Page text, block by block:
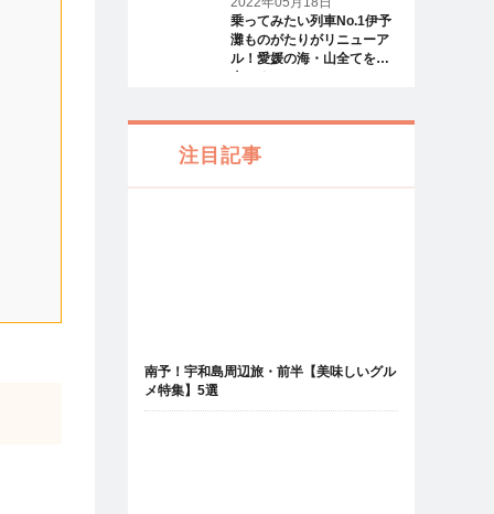
乗ってみたい列車No.1伊予
灘ものがたりがリニューア
ル！愛媛の海・山全てを一
注目記事
南予！宇和島周辺旅・前半【美味しいグル
メ特集】5選